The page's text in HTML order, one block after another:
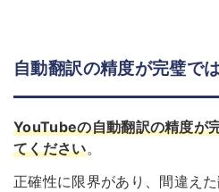
自動翻訳の精度が完璧で
YouTubeの自動翻訳の精度が
てください。
正確性に限界があり、間違え